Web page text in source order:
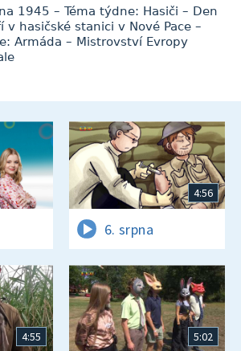
1945 – Téma týdne: Hasiči – Den
hasičské stanici v Nové Pace –
Armáda – Mistrovství Evropy
4:56
6. srpna
4:55 5:02